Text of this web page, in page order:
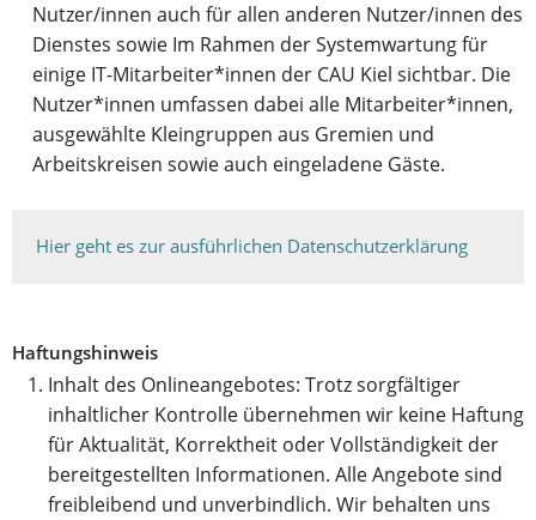
Nutzer/innen auch für allen anderen Nutzer/innen des
Dienstes sowie Im Rahmen der Systemwartung für
einige IT-Mitarbeiter*innen der CAU Kiel sichtbar. Die
Nutzer*innen umfassen dabei alle Mitarbeiter*innen,
ausgewählte Kleingruppen aus Gremien und
Arbeitskreisen sowie auch eingeladene Gäste.
Hier geht es zur ausführlichen Datenschutzerklärung
Haftungshinweis
Inhalt des Onlineangebotes: Trotz sorgfältiger
inhaltlicher Kontrolle übernehmen wir keine Haftung
für Aktualität, Korrektheit oder Vollständigkeit der
bereitgestellten Informationen. Alle Angebote sind
freibleibend und unverbindlich. Wir behalten uns